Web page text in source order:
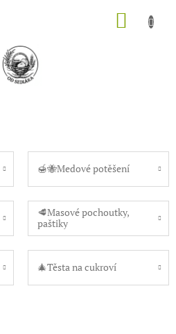
🍯🐝Medové potěšení
🥩Masové pochoutky,
paštiky
🎄Těsta na cukroví